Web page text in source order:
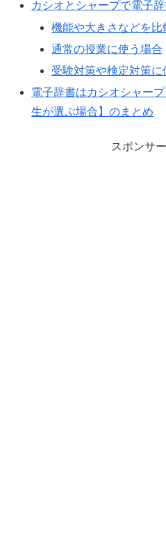
カシオとシャープで電子
機能や大きさなどを比
通常の授業に使う場合
受験対策や検定対策に
電子辞書はカシオシャー
生が選ぶ場合】のまとめ
スポンサ